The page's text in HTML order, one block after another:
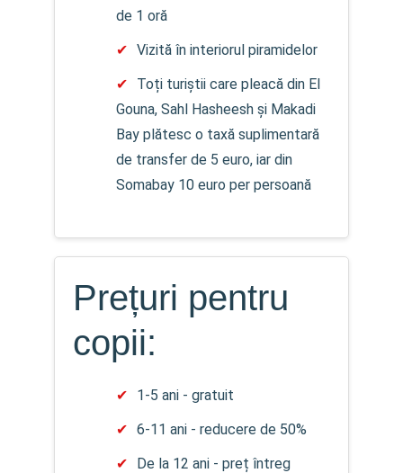
de 1 oră
Vizită în interiorul piramidelor
Toți turiștii care pleacă din El
Gouna, Sahl Hasheesh și Makadi
Bay plătesc o taxă suplimentară
de transfer de 5 euro, iar din
Somabay 10 euro per persoană
Prețuri pentru
copii:
1-5 ani - gratuit
6-11 ani - reducere de 50%
De la 12 ani - preț întreg